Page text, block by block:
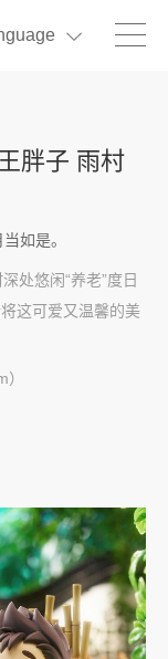
胖子 雨村
如是。
处悠闲“养老”度日
这可爱又温馨的美